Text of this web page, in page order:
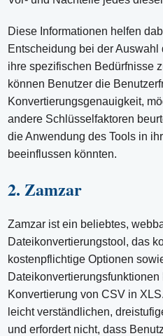
Diese Informationen helfen
Entscheidung bei der
ihre spezifischen Bedürfnisse
können Benutzer die
Konvertierungsgenauigkeit,
andere Schlüsselfaktoren
die Anwendung des Tools in
beeinflussen könnten.
2. Zamzar
Zamzar ist ein beliebtes,
Dateikonvertierungstool, das
kostenpflichtige Optionen
Konvertierung von CSV in
leicht verständlichen,
und erfordert nicht, dass